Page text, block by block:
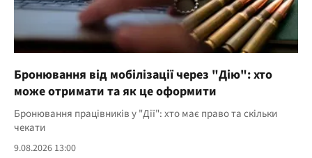
Бронювання від мобілізації через "Дію": хто
може отримати та як це оформити
Бронювання працівників у "Дії": хто має право та скільки
чекати
9.08.2026 13:00